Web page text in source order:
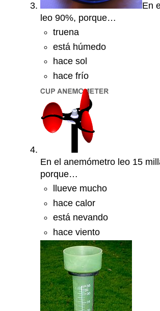
En
leo 90%, porque…
truena
está húmedo
hace sol
hace frío
En el anemómetro leo 15
porque…
llueve mucho
hace calor
está nevando
hace viento